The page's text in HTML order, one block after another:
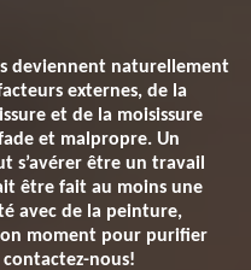
deviennent naturellement
externes, de la
et de la moisissure
et malpropre. Un
s’avérer être un travail
être fait au moins une
avec de la peinture,
moment pour purifier
nous!